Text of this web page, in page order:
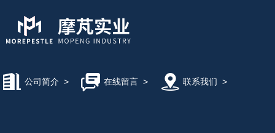
公司简介 > 在线留言> 联系我们 >